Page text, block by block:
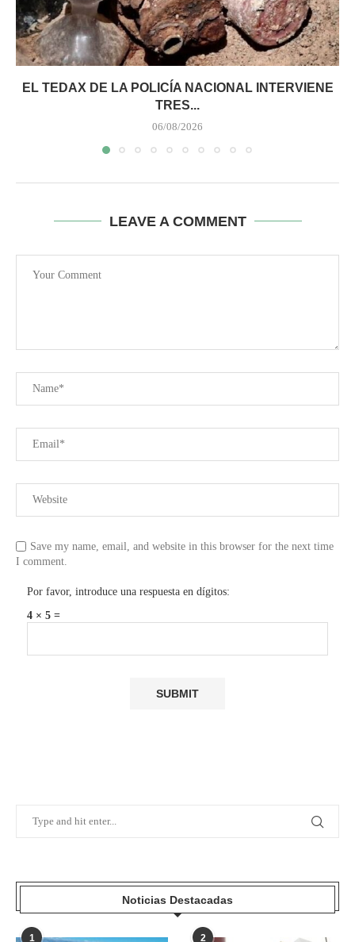
EL TEDAX DE LA POLICÍA NACIONAL INTERVIENE
TRES...
06/08/2026
LEAVE A COMMENT
Save my name, email, and website in this browser for the next time
I comment.
Por favor, introduce una respuesta en dígitos:
4 × 5 =
Noticias Destacadas
1 2